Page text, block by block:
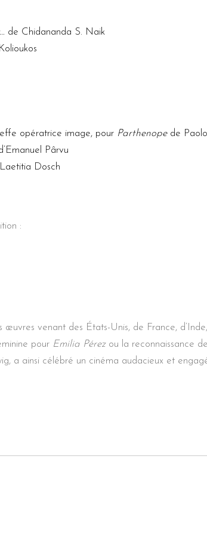
de Chidananda S. Naik
opératrice image, pour Parthenopede
Pârvu
Dosch
:
venant des États-Unis, de France,
pour Emilia Pérezou la reconnaissance
a ainsi célébré un cinéma audacieux et